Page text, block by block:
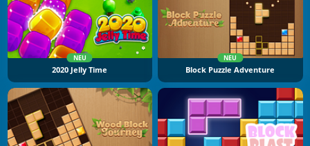
NEU
2020 Jelly Time
NEU
Block Puzzle Adventure